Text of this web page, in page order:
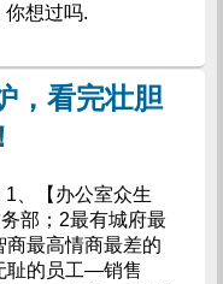
想过吗.
，看完壮胆
、【办公室众生
部；2最有城府最
最高情商最差的
耻的员工—销售